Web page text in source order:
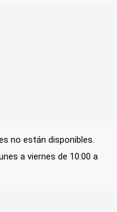
no están disponibles.
a viernes de 10:00 a